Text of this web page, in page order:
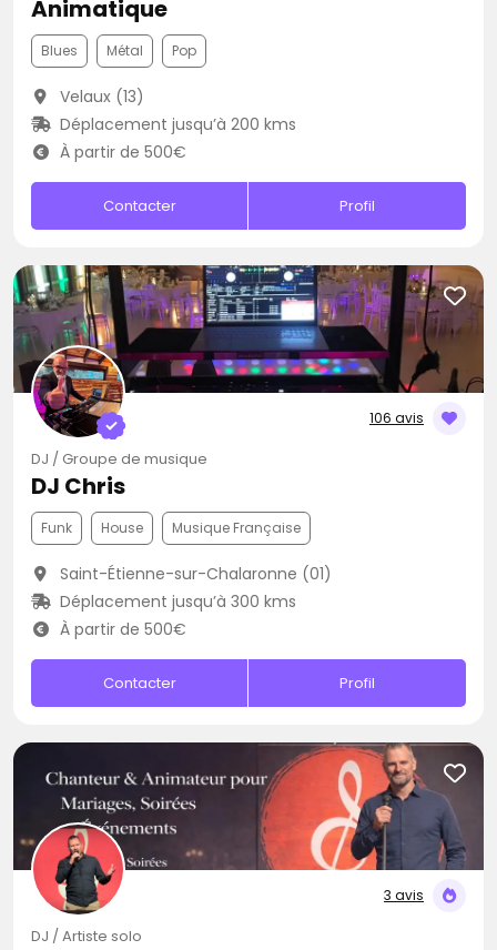
Animatique
Blues Métal Pop
Velaux (13)
Déplacement jusqu’à 200 kms
À partir de 500€
Contacter Profil
106 avis
DJ / Groupe de musique
DJ Chris
Funk House Musique Française
Saint-Étienne-sur-Chalaronne (01)
Déplacement jusqu’à 300 kms
À partir de 500€
Contacter Profil
3 avis
DJ / Artiste solo